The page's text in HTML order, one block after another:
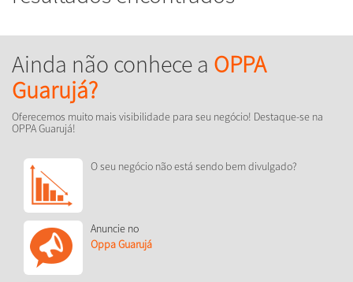
Ainda não conhece a OPPA
Guarujá?
Oferecemos muito mais visibilidade para seu negócio! Destaque-se na
OPPA Guarujá!
O seu negócio não está sendo bem divulgado?
Anuncie no
Oppa Guarujá